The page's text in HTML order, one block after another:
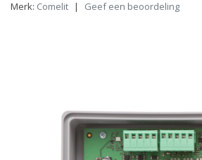
Merk: Comelit | Geef een beoordeling